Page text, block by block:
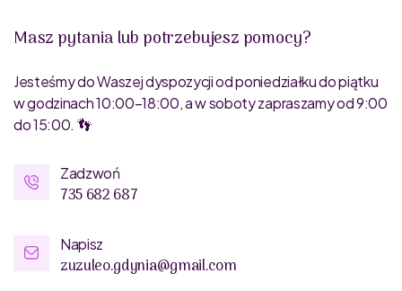
Masz pytania lub potrzebujesz pomocy?
Jesteśmy do Waszej dyspozycji od poniedziałku do piątku
w godzinach 10:00–18:00, a w soboty zapraszamy od 9:00
do 15:00. 👣
Zadzwoń
735 682 687
Napisz
zuzuleo.gdynia@gmail.com